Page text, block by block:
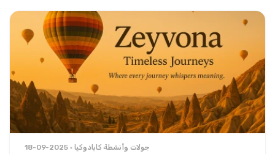
18-09-2025 جولات وأنشطة كابادوكيا